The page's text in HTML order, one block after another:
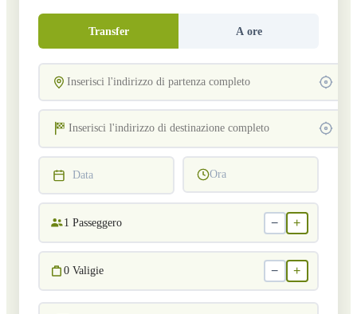
Transfer A ore
Data Ora
1 Passeggero − +
0 Valigie − +